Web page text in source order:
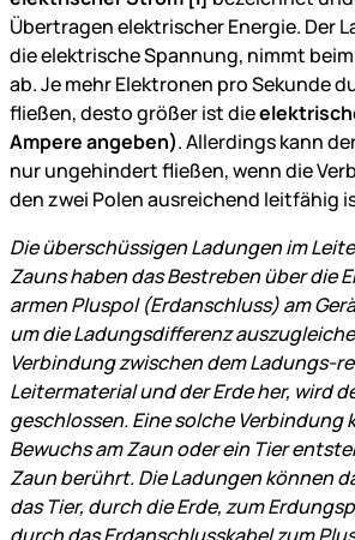
Übertragen elektrischer Energie. Der
die elektrische Spannung, nimmt
ab. Je mehr Elektronen pro Sekunde
fließen, desto größer ist die
Ampere angeben). Allerdings kann
nur ungehindert fließen, wenn die
den zwei Polen ausreichend leitfähig
Die überschüssigen Ladungen im
Zauns haben das Bestreben über die
armen Pluspol (Erdanschluss) am
um die Ladungsdifferenz
Verbindung zwischen dem Ladungs-
Leitermaterial und der Erde her, wird
geschlossen. Eine solche Verbindung
Bewuchs am Zaun oder ein Tier
Zaun berührt. Die Ladungen können
das Tier, durch die Erde, zum